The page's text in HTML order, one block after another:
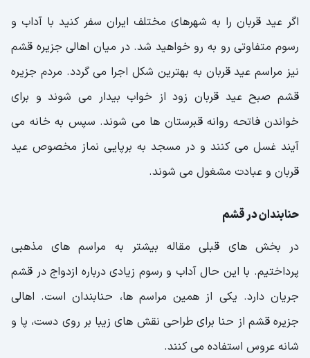
اگر عید قربان را به شهرهای مختلف ایران سفر کنید با آداب و
رسوم متفاوتی رو به رو خواهید شد. در میان اهالی جزیره قشم
نیز مراسم عید قربان به بهترین شکل اجرا می گردد. مردم جزیره
قشم صبح عید قربان زود از خواب بیدار می شوند و برای
خواندن فاتحه روانه قبرستان ها می شوند. سپس به خانه می
آیند غسل می کنند و در مسجد به برپایی نماز مخصوص عید
قربان و عبادت مشغول می شوند.
حنابندان در قشم
در بخش های قبلی مقاله بیشتر به مراسم های مذهبی
پرداختیم. با این حال آداب و رسوم زیادی درباره ازدواج در قشم
جریان دارد. یکی از همین مراسم ها، حنابندان است. اهالی
جزیره قشم از حنا برای طراحی نقش های زیبا بر روی دست، پا و
شانه عروس استفاده می کنند.